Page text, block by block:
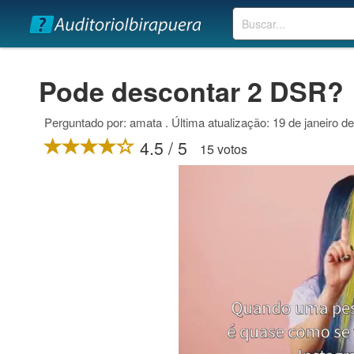
Buscar
Pode descontar 2 DSR?
Perguntado por: amata . Última atualização: 19 de janeiro
4.5 / 5 15 votos